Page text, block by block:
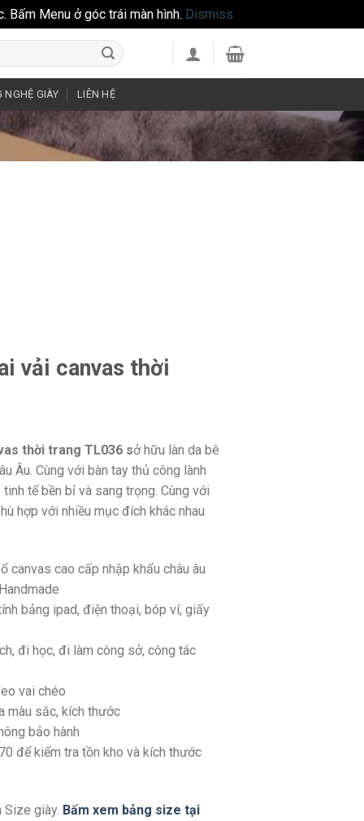
Bấm Menu ở góc trái màn hình. Dismiss
NGHỆ GIÀY LIÊN HỆ
vải canvas thời
thời trang TL036 sở hữu làn da bê
Âu. Cùng với bàn tay thủ công lành
tế bền bỉ và sang trọng. Cùng với
hợp với nhiều mục đích khác nhau
canvas cao cấp nhập khẩu châu âu
bảng ipad, điện thoại, bóp ví, giấy
đi học, đi làm công sở, công tác
vai chéo
màu sắc, kích thước
bảo hành
để kiểm tra tồn kho và kích thước
Size giày. Bấm xem bảng size tại